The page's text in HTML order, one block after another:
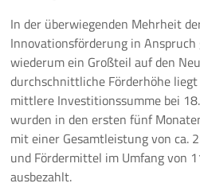
Mediathek
Akkreditierung
Mehr
In der überwiegenden Mehrheit
Innovationsförderung in
wiederum ein Großteil auf den
durchschnittliche Förderhöhe
mittlere Investitionssumme bei
wurden in den ersten fünf
mit einer Gesamtleistung von ca.
und Fördermittel im Umfang von
ausbezahlt.